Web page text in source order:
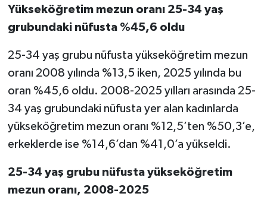
Yükseköğretim mezun oranı 25-34 yaş
grubundaki nüfusta %45,6 oldu
25-34 yaş grubu nüfusta yükseköğretim mezun
oranı 2008 yılında %13,5 iken, 2025 yılında bu
oran %45,6 oldu. 2008-2025 yılları arasında 25-
34 yaş grubundaki nüfusta yer alan kadınlarda
yükseköğretim mezun oranı %12,5’ten %50,3’e,
erkeklerde ise %14,6’dan %41,0’a yükseldi.
25-34 yaş grubu nüfusta yükseköğretim
mezun oranı, 2008-2025